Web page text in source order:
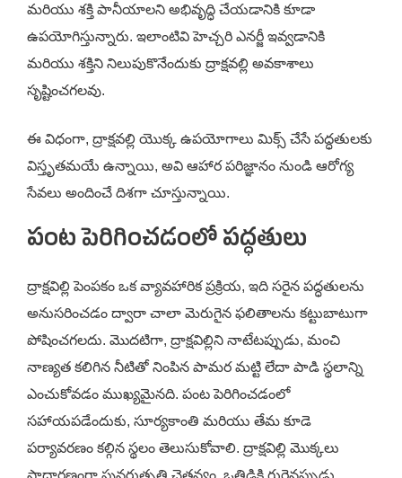
మరియు శక్తి పానీయాలని అభివృద్ధి చేయడానికి కూడా
ఉపయోగిస్తున్నారు. ఇలాంటివి హెచ్చరి ఎనర్జీ ఇవ్వడానికి
మరియు శక్తిని నిలుపుకొనేందుకు ద్రాక్షవల్లి అవకాశాలు
సృష్టించగలవు.
ఈ విధంగా, ద్రాక్షవల్లి యొక్క ఉపయోగాలు మిక్స్ చేసే పద్ధతులకు
విస్తృతమయే ఉన్నాయి, అవి ఆహార పరిజ్ఞానం నుండి ఆరోగ్య
సేవలు అందించే దిశగా చూస్తున్నాయి.
పంట పెరిగించడంలో పద్ధతులు
ద్రాక్షవిల్లి పెంపకం ఒక వ్యావహారిక ప్రక్రియ, ఇది సరైన పద్ధతులను
అనుసరించడం ద్వారా చాలా మెరుగైన ఫలితాలను కట్టుబాటుగా
పోషించగలదు. మొదటిగా, ద్రాక్షవిల్లిని నాటేటప్పుడు, మంచి
నాణ్యత కలిగిన నీటితో నింపిన పామర మట్టి లేదా పాడి స్థలాన్ని
ఎంచుకోవడం ముఖ్యమైనది. పంట పెరిగించడంలో
సహాయపడేందుకు, సూర్యకాంతి మరియు తేమ కూడె
పర్యావరణం కల్గిన స్థలం తెలుసుకోవాలి. ద్రాక్షవిల్లి మొక్కలు
సాధారణంగా పునరుత్పత్తి చైతన్యం, ఒత్తిడికి గురైనప్పుడు